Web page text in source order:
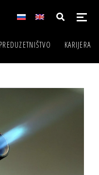
PREDUZETNIŠTVO KARIJERA